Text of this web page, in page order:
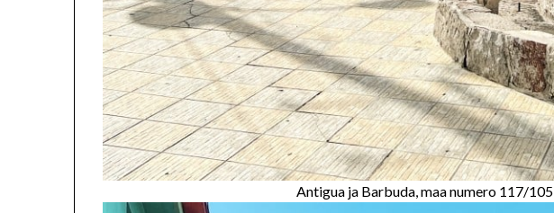
Antigua ja Barbuda, maa numero 117/105